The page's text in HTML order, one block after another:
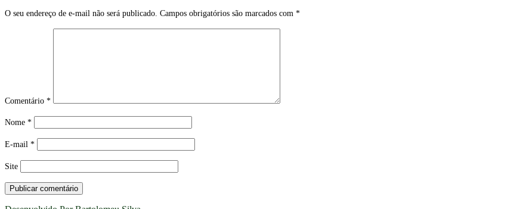
O seu endereço de e-mail não será publicado. Campos obrigatórios são marcados com *
Comentário *
Nome *
E-mail *
Site